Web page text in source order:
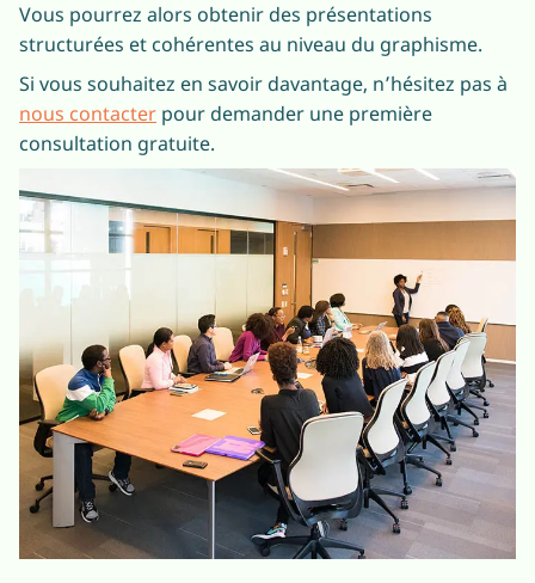
Vous pourrez alors obtenir des présentations
structurées et cohérentes au niveau du graphisme.
Si vous souhaitez en savoir davantage, n’hésitez pas à
nous contacter pour demander une première
consultation gratuite.